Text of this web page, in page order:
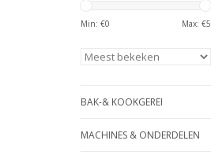
Min: €0 Max: €5
BAK-& KOOKGEREI
MACHINES & ONDERDELEN